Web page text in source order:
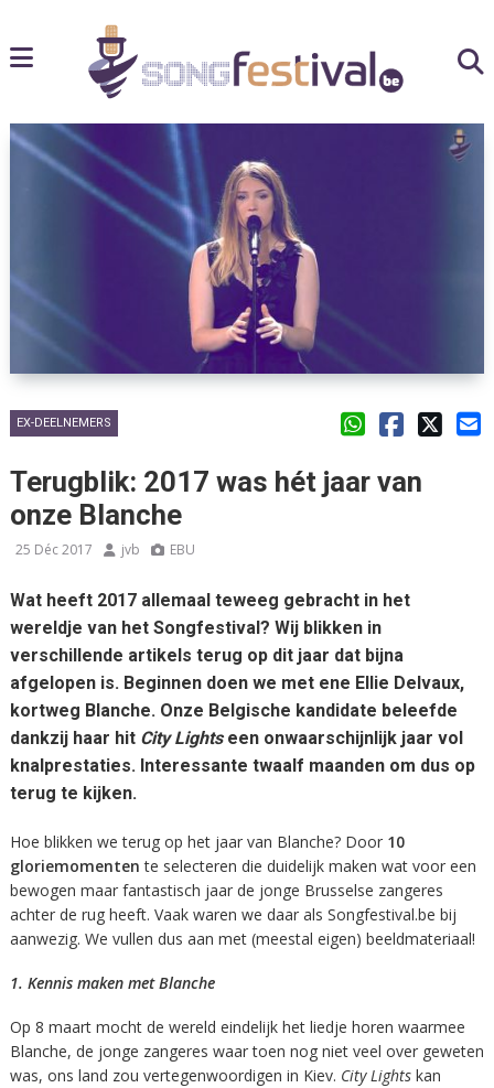
EX-DEELNEMERS
Terugblik: 2017 was hét jaar van
onze Blanche
25 Déc 2017 jvb EBU
Wat heeft 2017 allemaal teweeg gebracht in het
wereldje van het Songfestival? Wij blikken in
verschillende artikels terug op dit jaar dat bijna
afgelopen is. Beginnen doen we met ene Ellie Delvaux,
kortweg Blanche. Onze Belgische kandidate beleefde
dankzij haar hit City Lightseen onwaarschijnlijk jaar vol
knalprestaties. Interessante twaalf maanden om dus op
terug te kijken.
Hoe blikken we terug op het jaar van Blanche? Door 10
gloriemomenten te selecteren die duidelijk maken wat voor een
bewogen maar fantastisch jaar de jonge Brusselse zangeres
achter de rug heeft. Vaak waren we daar als Songfestival.be bij
aanwezig. We vullen dus aan met (meestal eigen) beeldmateriaal!
1. Kennis maken met Blanche
Op 8 maart mocht de wereld eindelijk het liedje horen waarmee
Blanche, de jonge zangeres waar toen nog niet veel over geweten
was, ons land zou vertegenwoordigen in Kiev. City Lightskan